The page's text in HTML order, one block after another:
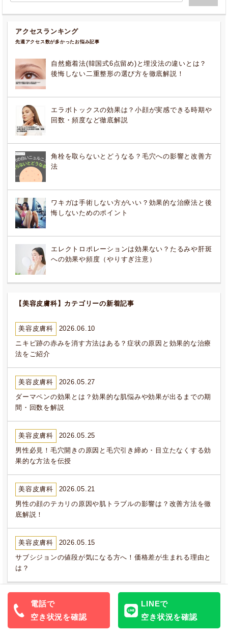
アクセスランキング
先週アクセス数が多かったお悩み記事
自然癒着法(韓国式6点留め)と埋没法の違いとは？
後悔しない二重整形の選び方を徹底解説！
エラボトックスの効果は？小顔が実感できる時期や
回数・頻度など徹底解説
角栓を取らないとどうなる？毛穴への影響と改善方
法
ワキガは手術しない方がいい？効果的な治療法と後
悔しないためのポイント
エレクトロポレーションは効果ない？たるみや肝斑
への効果や頻度（やりすぎ注意）
【美容皮膚科】カテゴリーの新着記事
美容皮膚科 2026.06.10
ニキビ跡の赤みを消す方法はある？症状の原因と効果的な治療
法をご紹介
美容皮膚科 2026.05.27
ダーマペンの効果とは？効果的な肌悩みや効果が出るまでの期
間・回数を解説
美容皮膚科 2026.05.25
男性必見！毛穴開きの原因と毛穴引き締め・目立たなくする効
果的な方法を伝授
美容皮膚科 2026.05.21
男性の顔のテカリの原因や肌トラブルの影響は？改善方法を徹
底解説！
美容皮膚科 2026.05.15
サブシジョンの値段が気になる方へ！価格差が生まれる理由と
は？
関連記事まとめ
電話で
空き状況を確認
LINEで
空き状況を確認